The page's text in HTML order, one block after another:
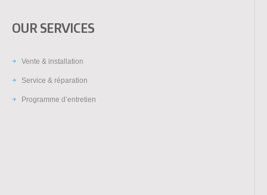
OUR SERVICES
Vente & installation
Service & réparation
Programme d’entretien